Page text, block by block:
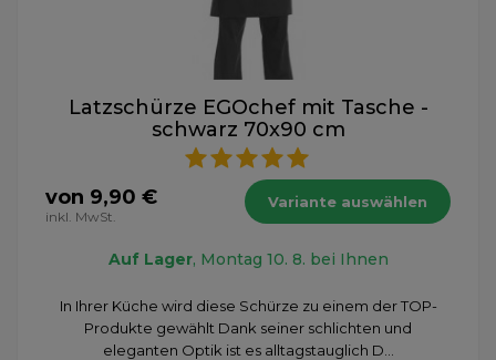
Latzschürze EGOchef mit Tasche -
schwarz 70x90 cm
von 9,90 €
inkl. MwSt.
Variante auswählen
Auf Lager, Montag 10. 8. bei Ihnen
In Ihrer Küche wird diese Schürze zu einem der TOP-
Produkte gewählt Dank seiner schlichten und
eleganten Optik ist es alltagstauglich D...